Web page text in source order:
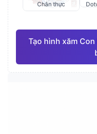
Chân thực
Tạo hình xăm